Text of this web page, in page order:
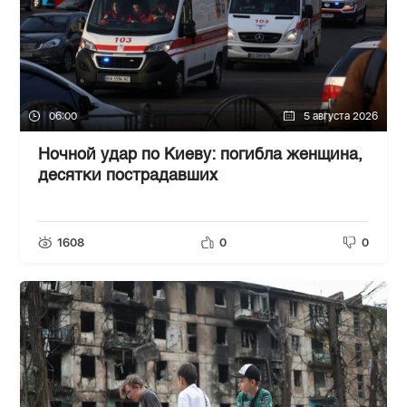
06:00 5 августа 2026
Ночной удар по Киеву: погибла женщина,
десятки пострадавших
1608 0 0